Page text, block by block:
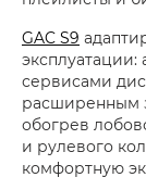
GAC S9
сервисами
расширенным
обогрев
и рулевого
комфортную